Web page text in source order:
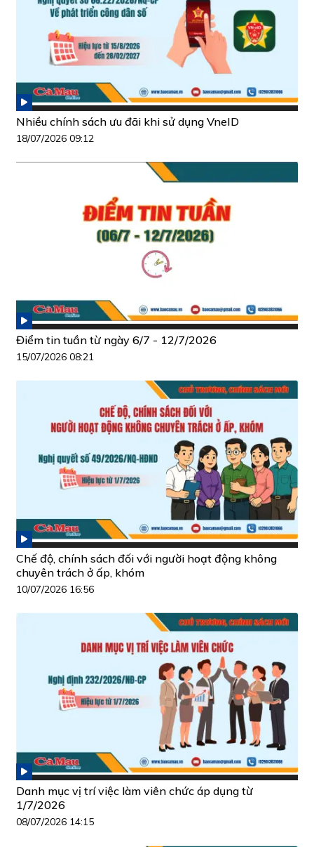
Nhiều chính sách ưu đãi khi sử dụng VneID
18/07/2026 09:12
Điểm tin tuần từ ngày 6/7 - 12/7/2026
15/07/2026 08:21
Chế độ, chính sách đối với người hoạt động không
chuyên trách ở ấp, khóm
10/07/2026 16:56
Danh mục vị trí việc làm viên chức áp dụng từ
1/7/2026
08/07/2026 14:15